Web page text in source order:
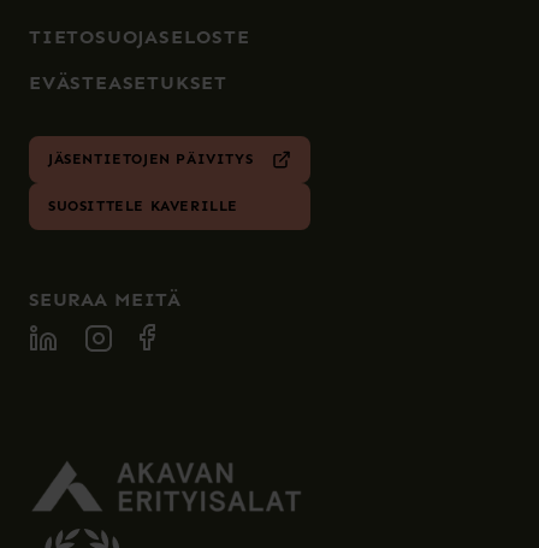
TIETOSUOJASELOSTE
EVÄSTEASETUKSET
JÄSENTIETOJEN PÄIVITYS
SUOSITTELE KAVERILLE
SEURAA MEITÄ
SPECIA LINKEDIN
SPECIA INSTAGRAM
SPECIA FACEBOOK